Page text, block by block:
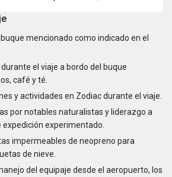
mencionado como indicado en el
el viaje a bordo del buque
café y té.
y actividades en Zodiac durante el viaje.
por notables naturalistas y liderazgo a
expedición experimentado.
impermeables de neopreno para
de nieve.
del equipaje desde el aeropuerto, los